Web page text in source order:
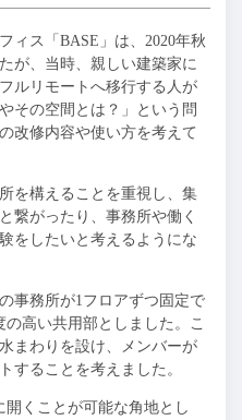
ィス「BASE」は、2020年秋
が、当時、親しい建築家に
ルリモートへ移行する人が
その空間とは？」という問
改修内容や使い方を考えて
を構えることを重視し、集
繋がったり、事務所や働く
をしたいと考えるようにな
事務所が1フロアずつ固定で
高い共用部としました。こ
まわりを設け、メンバーが
することを考えました。
開くことが可能な角地とし